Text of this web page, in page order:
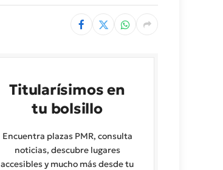
Titularísimos en
tu bolsillo
Encuentra plazas PMR, consulta
noticias, descubre lugares
accesibles y mucho más desde tu